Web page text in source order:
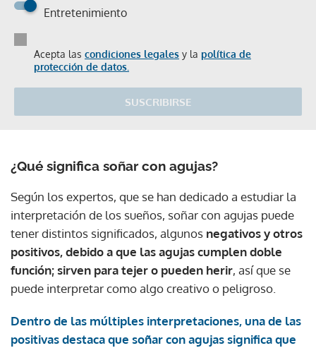
Entretenimiento
Acepta las condiciones legales y la política de
protección de datos.
SUSCRIBIRSE
¿Qué significa soñar con agujas?
Según los expertos, que se han dedicado a estudiar la
interpretación de los sueños, soñar con agujas puede
tener distintos significados, algunos negativos y otros
positivos, debido a que las agujas cumplen doble
función; sirven para tejer o pueden herir, así que se
puede interpretar como algo creativo o peligroso.
Dentro de las múltiples interpretaciones, una de las
positivas destaca que soñar con agujas significa que